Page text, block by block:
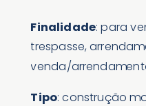
Finalidade: para
trespasse,
venda/
Tipo: construção